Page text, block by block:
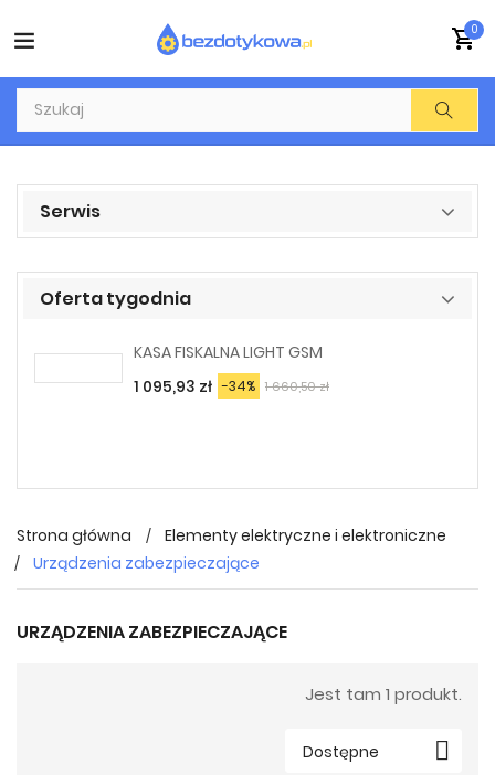
0
Serwis
Oferta tygodnia
KASA FISKALNA LIGHT GSM
1 095,93 zł -34% 1 660,50 zł
Strona główna
Elementy elektryczne i elektroniczne
Urządzenia zabezpieczające
URZĄDZENIA ZABEZPIECZAJĄCE
Jest tam 1 produkt.
Dostępne 